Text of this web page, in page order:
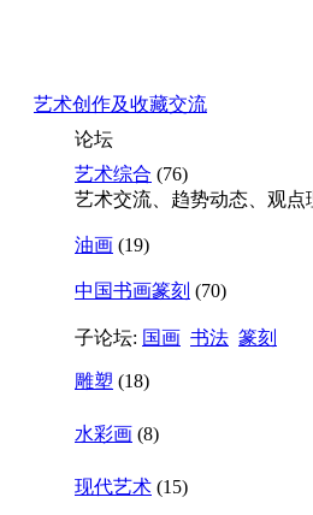
艺术创作及收藏交流
论坛
艺术综合 (76)
艺术交流、趋势动态、观点
油画 (19)
中国书画篆刻 (70)
子论坛: 国画 书法 篆刻
雕塑 (18)
水彩画 (8)
现代艺术 (15)